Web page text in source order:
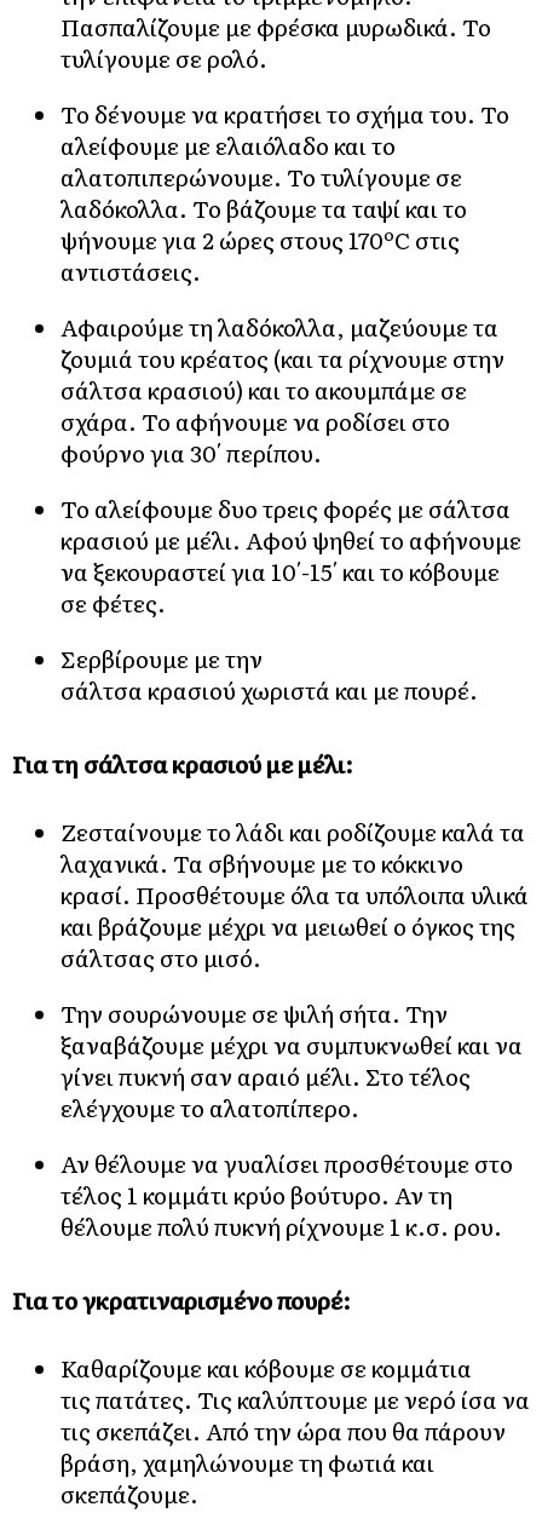
Πασπαλίζουμε με φρέσκα μυρωδικά. Το
τυλίγουμε σε ρολό.
Το δένουμε να κρατήσει το σχήμα του. Το
αλείφουμε με ελαιόλαδο και το
αλατοπιπερώνουμε. Το τυλίγουμε σε
λαδόκολλα. Το βάζουμε τα ταψί και το
ψήνουμε για 2 ώρες στους 170ºC στις
αντιστάσεις.
Αφαιρούμε τη λαδόκολλα, μαζεύουμε τα
ζουμιά του κρέατος (και τα ρίχνουμε στην
σάλτσα κρασιού) και το ακουμπάμε σε
σχάρα. Το αφήνουμε να ροδίσει στο
φούρνο για 30′ περίπου.
Το αλείφουμε δυο τρεις φορές με σάλτσα
κρασιού με μέλι. Αφού ψηθεί το αφήνουμε
να ξεκουραστεί για 10′-15′ και το κόβουμε
σε φέτες.
Σερβίρουμε με την
σάλτσα κρασιού χωριστά και με πουρέ.
Για τη σάλτσα κρασιού με μέλι:
Ζεσταίνουμε το λάδι και ροδίζουμε καλά τα
λαχανικά. Τα σβήνουμε με το κόκκινο
κρασί. Προσθέτουμε όλα τα υπόλοιπα υλικά
και βράζουμε μέχρι να μειωθεί ο όγκος της
σάλτσας στο μισό.
Την σουρώνουμε σε ψιλή σήτα. Την
ξαναβάζουμε μέχρι να συμπυκνωθεί και να
γίνει πυκνή σαν αραιό μέλι. Στο τέλος
ελέγχουμε το αλατοπίπερο.
Αν θέλουμε να γυαλίσει προσθέτουμε στο
τέλος 1 κομμάτι κρύο βούτυρο. Αν τη
θέλουμε πολύ πυκνή ρίχνουμε 1 κ.σ. ρου.
Για το γκρατιναρισμένο πουρέ:
Καθαρίζουμε και κόβουμε σε κομμάτια
τις πατάτες. Τις καλύπτουμε με νερό ίσα να
τις σκεπάζει. Από την ώρα που θα πάρουν
βράση, χαμηλώνουμε τη φωτιά και
σκεπάζουμε.